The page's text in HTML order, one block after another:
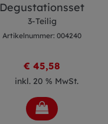
Degustationsset
3-Teilig
Artikelnummer: 004240
€ 45,58
inkl. 20 % MwSt.